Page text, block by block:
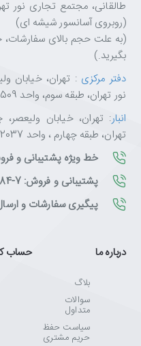
(روبروی آسانسور شیشه ای)
بگیرید.)
دفتر مرکزی : تهران، خیابان
نور تهران، طبقه سوم، واحد 1509
انبار: تهران، خیابان
تهران، طبقه چهارم ، واحد 12037
خط ویژه پشتیبانی و فروش:
پشتیبانی و فروش: 7-88228284-021
پیگیری سفارشات و ارسال و
درباره ما
بلاگ
سوالات
متداول
سیاست حفظ
حریم مشتری
حساب